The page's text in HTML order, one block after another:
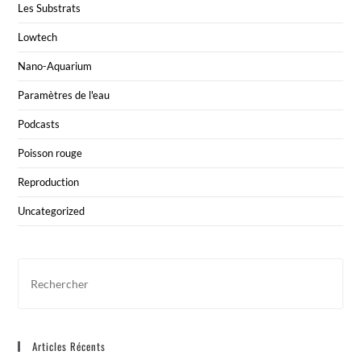
Les Substrats
Lowtech
Nano-Aquarium
Paramètres de l'eau
Podcasts
Poisson rouge
Reproduction
Uncategorized
Articles Récents